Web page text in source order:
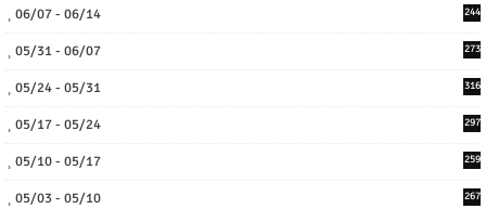
06/07 - 06/14 244
05/31 - 06/07 273
05/24 - 05/31 316
05/17 - 05/24 297
05/10 - 05/17 259
05/03 - 05/10 267